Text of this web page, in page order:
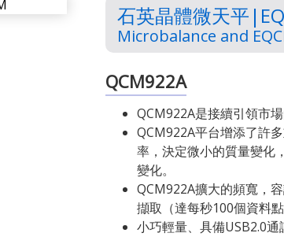
石英晶體微天平
Microbalance and
QCM922A
QCM922A是接續引領市
QCM922A平台增添了許
率，決定微小的質量變化
變化。
QCM922A擴大的頻寬，
擷取（達每秒100個資料點
小巧輕量、具備USB2.0通